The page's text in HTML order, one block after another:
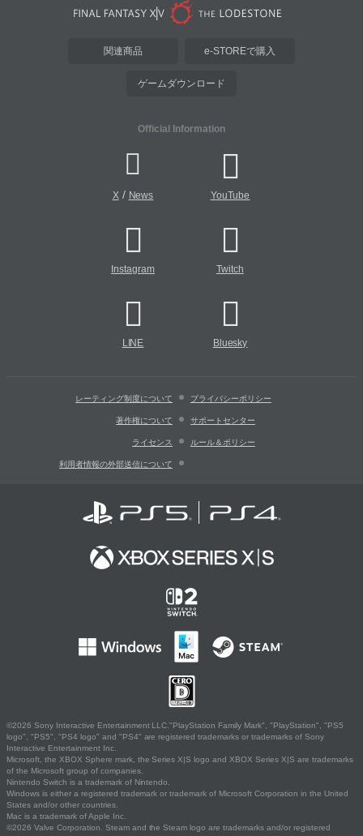
関連商品 e-STOREで購入
ゲームダウンロード
Official Information
X/ News YouTube
Instagram Twitch
LINE Bluesky
レーティング制度について プライバシーポリシー
著作権について サポートセンター
ライセンス ルール＆ポリシー
利用者情報の外部送信について
©2026 Sony Interactive Entertainment LLC."PlayStation Family Mark", "PlayStation", "PS5
logo", "PS5", "PS4 logo" and "PS4" are registered trademarks or trademarks of Sony
Interactive Entertainment Inc.
Microsoft, the XBOX Sphere mark, the Series X|S logo and XBOX Series X|S are trademarks
of the Microsoft group of companies.
Nintendo Switch is a trademark of Nintendo.
Windows is either a registered trademark or trademark of Microsoft Corporation in the United
States and/or other countries.
Mac is a trademark of Apple Inc.
©2026 Valve Corporation. Steam and the Steam logo are trademarks and/or registered